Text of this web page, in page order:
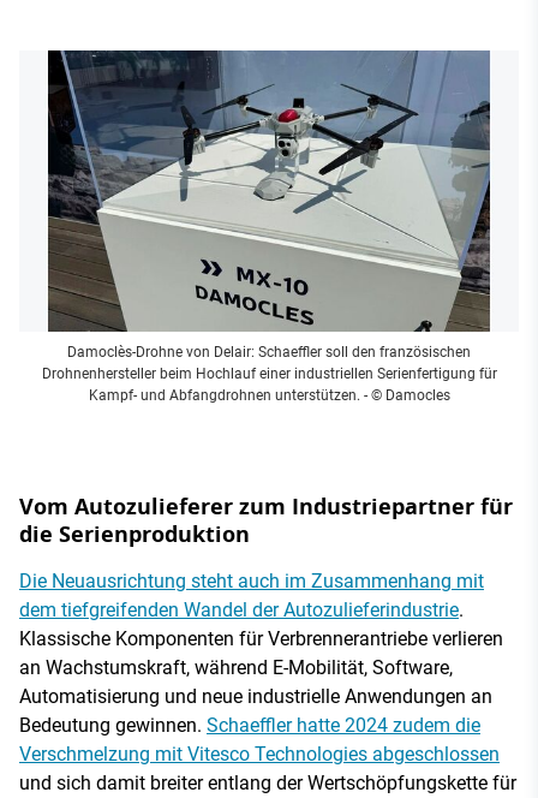
Damoclès-Drohne von Delair: Schaeffler soll den französischen
Drohnenhersteller beim Hochlauf einer industriellen Serienfertigung für
Kampf- und Abfangdrohnen unterstützen. - © Damocles
Vom Autozulieferer zum Industriepartner für
die Serienproduktion
Die Neuausrichtung steht auch im Zusammenhang mit
dem tiefgreifenden Wandel der Autozulieferindustrie.
Klassische Komponenten für Verbrennerantriebe verlieren
an Wachstumskraft, während E-Mobilität, Software,
Automatisierung und neue industrielle Anwendungen an
Bedeutung gewinnen. Schaeffler hatte 2024 zudem die
Verschmelzung mit Vitesco Technologies abgeschlossen
und sich damit breiter entlang der Wertschöpfungskette für